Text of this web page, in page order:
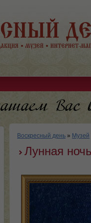
Воскресный день » Музей
Лунная